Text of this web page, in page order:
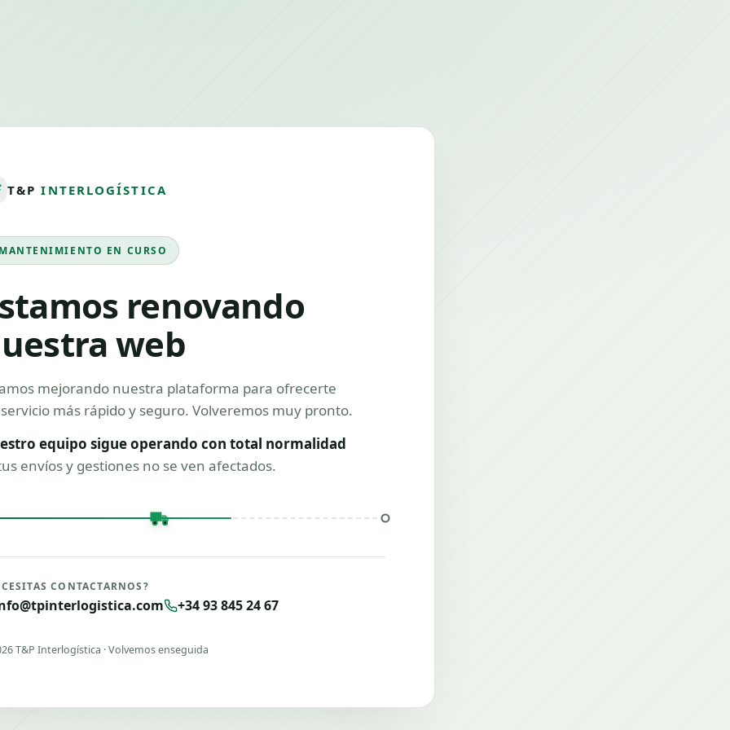
T&PINTERLOGÍSTICA
EN CURSO
renovando
web
mejorando nuestra plataforma para ofrecerte
más rápido y seguro. Volveremos muy pronto.
equipo sigue operando con total normalidad
envíos y gestiones no se ven afectados.
CONTACTARNOS?
+34 93 845 24 67
T&P Interlogística · Volvemos enseguida